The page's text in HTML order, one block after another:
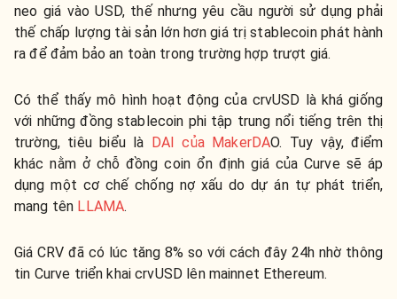
neo giá vào USD, thế nhưng yêu cầu người sử dụng phải
thế chấp lượng tài sản lớn hơn giá trị stablecoin phát hành
ra để đảm bảo an toàn trong trường hợp trượt giá.
Có thể thấy mô hình hoạt động của crvUSD là khá giống
với những đồng stablecoin phi tập trung nổi tiếng trên thị
trường, tiêu biểu là
DAI của MakerDAO. Tuy vậy, điểm
khác nằm ở chỗ đồng coin ổn định giá của Curve sẽ áp
dụng một cơ chế chống nợ xấu do dự án tự phát triển,
mang tên LLAMA.
Giá CRV đã có lúc tăng 8% so với cách đây 24h nhờ thông
tin Curve triển khai crvUSD lên mainnet Ethereum.